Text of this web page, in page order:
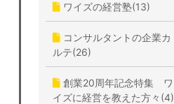
ワイズの経営塾(13)
コンサルタントの企業カ
ルテ(26)
創業20周年記念特集 ワ
イズに経営を教えた方々(4)